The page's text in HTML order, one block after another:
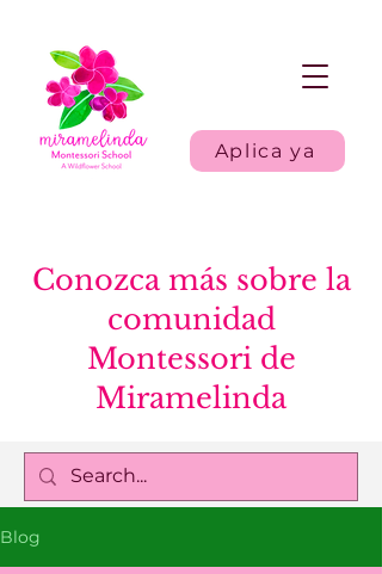
Aplica ya
Conozca más sobre la
comunidad
Montessori de
Miramelinda
Blog